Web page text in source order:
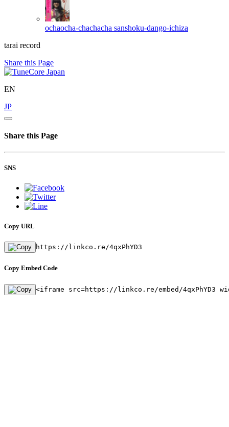
ochaocha-chachacha sanshoku-dango-ichiza
tarai record
Share this Page
EN
JP
Share this Page
SNS
Copy URL
https://linkco.re/4qxPhYD3
Copy Embed Code
<iframe src=https://linkco.re/embed/4qxPhYD3